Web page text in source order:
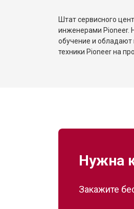
Штат сервисного
инженерами Pioneer.
обучение и
техники Pioneer на
Нужна
Закажите